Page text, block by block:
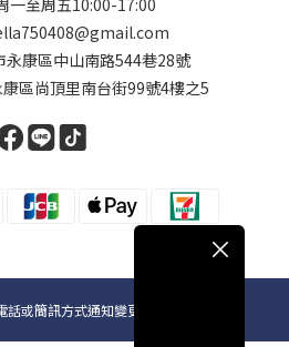
康區中山南路544巷28號
區尚頂里南台街99號4樓之5
或簡訊方式通知變更付款方式。